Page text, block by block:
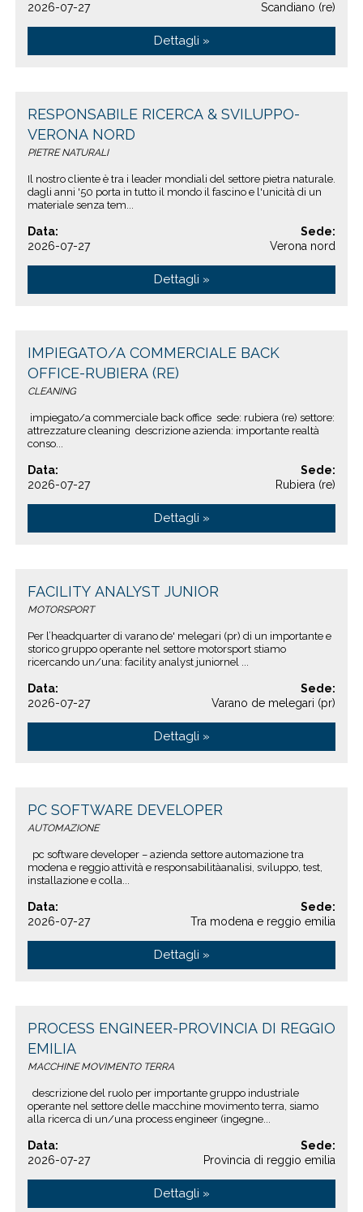
2026-07-27
Scandiano (re)
Dettagli »
RESPONSABILE RICERCA & SVILUPPO-
VERONA NORD
PIETRE NATURALI
Il nostro cliente è tra i leader mondiali del settore pietra naturale.
dagli anni '50 porta in tutto il mondo il fascino e l'unicità di un
materiale senza tem...
Data:
2026-07-27
Sede:
Verona nord
Dettagli »
IMPIEGATO/A COMMERCIALE BACK
OFFICE-RUBIERA (RE)
CLEANING
impiegato/a commerciale back office sede: rubiera (re) settore:
attrezzature cleaning descrizione azienda: importante realtà
conso...
Data:
2026-07-27
Sede:
Rubiera (re)
Dettagli »
FACILITY ANALYST JUNIOR
MOTORSPORT
Per l’headquarter di varano de' melegari (pr) di un importante e
storico gruppo operante nel settore motorsport stiamo
ricercando un/una: facility analyst juniornel ...
Data:
2026-07-27
Sede:
Varano de melegari (pr)
Dettagli »
PC SOFTWARE DEVELOPER
AUTOMAZIONE
pc software developer – azienda settore automazione tra
modena e reggio attività e responsabilitàanalisi, sviluppo, test,
installazione e colla...
Data:
2026-07-27
Sede:
Tra modena e reggio emilia
Dettagli »
PROCESS ENGINEER-PROVINCIA DI REGGIO
EMILIA
MACCHINE MOVIMENTO TERRA
descrizione del ruolo per importante gruppo industriale
operante nel settore delle macchine movimento terra, siamo
alla ricerca di un/una process engineer (ingegne...
Data:
2026-07-27
Sede:
Provincia di reggio emilia
Dettagli »